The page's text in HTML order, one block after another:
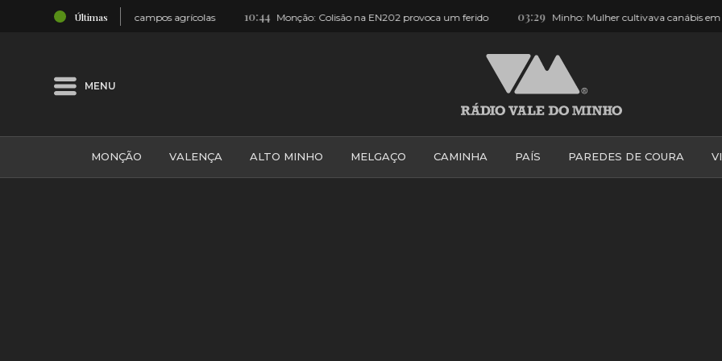
Últimas
e campos agrícolas 10:44 Monção: Colisão na EN202 provoca um ferido 03:29 Minho: Mulher cultivava canábis em terrenos agrícolas
MENU
MONÇÃO VALENÇA ALTO MINHO MELGAÇO CAMINHA PAÍS PAREDES DE COURA